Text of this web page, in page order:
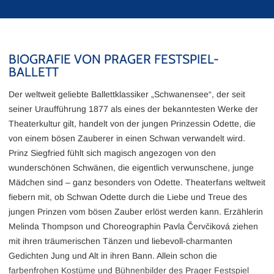
BIOGRAFIE VON PRAGER FESTSPIEL-
BALLETT
Der weltweit geliebte Ballettklassiker „Schwanensee“, der seit
seiner Uraufführung 1877 als eines der bekanntesten Werke der
Theaterkultur gilt, handelt von der jungen Prinzessin Odette, die
von einem bösen Zauberer in einen Schwan verwandelt wird.
Prinz Siegfried fühlt sich magisch angezogen von den
wunderschönen Schwänen, die eigentlich verwunschene, junge
Mädchen sind – ganz besonders von Odette. Theaterfans weltweit
fiebern mit, ob Schwan Odette durch die Liebe und Treue des
jungen Prinzen vom bösen Zauber erlöst werden kann. Erzählerin
Melinda Thompson und Choreographin Pavla Červčiková ziehen
mit ihren träumerischen Tänzen und liebevoll-charmanten
Gedichten Jung und Alt in ihren Bann. Allein schon die
farbenfrohen Kostüme und Bühnenbilder des Prager Festspiel